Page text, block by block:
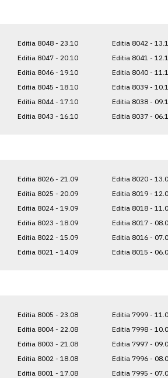
Editia 8048 - 23.10
Editia 8047 - 20.10
Editia 8046 - 19.10
Editia 8045 - 18.10
Editia 8044 - 17.10
Editia 8043 - 16.10
Editia 8042 -
Editia 8041 -
Editia 8040 -
Editia 8039 -
Editia 8038 -
Editia 8037 -
Editia 8026 - 21.09
Editia 8025 - 20.09
Editia 8024 - 19.09
Editia 8023 - 18.09
Editia 8022 - 15.09
Editia 8021 - 14.09
Editia 8020 -
Editia 8019 -
Editia 8018 -
Editia 8017 -
Editia 8016 -
Editia 8015 -
Editia 8005 - 23.08
Editia 8004 - 22.08
Editia 8003 - 21.08
Editia 8002 - 18.08
Editia 8001 - 17.08
Editia 7999 -
Editia 7998 -
Editia 7997 -
Editia 7996 -
Editia 7995 -